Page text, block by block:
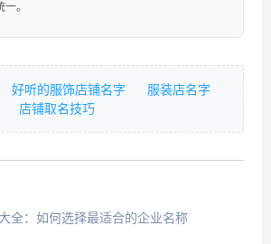
。
好听的服饰店铺名字
服装店名字
店铺取名技巧
全：如何选择最适合的企业名称